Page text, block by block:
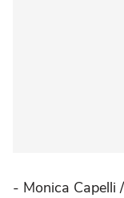
- Monica Capelli